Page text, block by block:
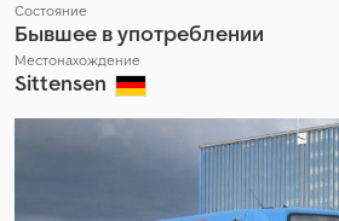
Состояние
Бывшее в употреблении
Местонахождение
Sittensen